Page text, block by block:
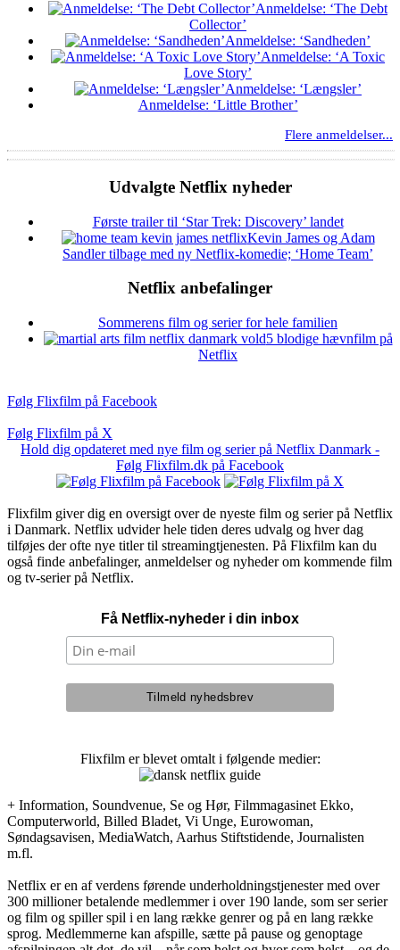
Anmeldelse: ‘The Debt
Collector’
Anmeldelse: ‘Sandheden’
Anmeldelse: ‘A Toxic
Love Story’
Anmeldelse: ‘Længsler’
Anmeldelse: ‘Little Brother’
Flere anmeldelser...
Udvalgte Netflix nyheder
Første trailer til ‘Star Trek: Discovery’ landet
Kevin James og Adam
Sandler tilbage med ny Netflix-komedie; ‘Home Team’
Netflix anbefalinger
Sommerens film og serier for hele familien
5 blodige hævnfilm på
Netflix
Følg Flixfilm på Facebook
Følg Flixfilm på X
Hold dig opdateret med nye film og serier på Netflix Danmark -
Følg Flixfilm.dk på Facebook
Flixfilm giver dig en oversigt over de nyeste film og serier på Netflix
i Danmark. Netflix udvider hele tiden deres udvalg og hver dag
tilføjes der ofte nye titler til streamingtjenesten. På Flixfilm kan du
også finde anbefalinger, anmeldelser og nyheder om kommende film
og tv-serier på Netflix.
Få Netflix-nyheder i din inbox
Flixfilm er blevet omtalt i følgende medier:
+ Information, Soundvenue, Se og Hør, Filmmagasinet Ekko,
Computerworld, Billed Bladet, Vi Unge, Eurowoman,
Søndagsavisen, MediaWatch, Aarhus Stiftstidende, Journalisten
m.fl.
Netflix er en af verdens førende underholdningstjenester med over
300 millioner betalende medlemmer i over 190 lande, som ser serier
og film og spiller spil i en lang række genrer og på en lang række
sprog. Medlemmerne kan afspille, sætte på pause og genoptage